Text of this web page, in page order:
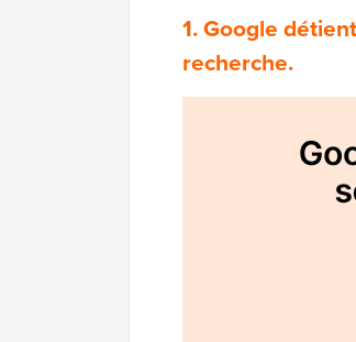
1. Google
recherche.